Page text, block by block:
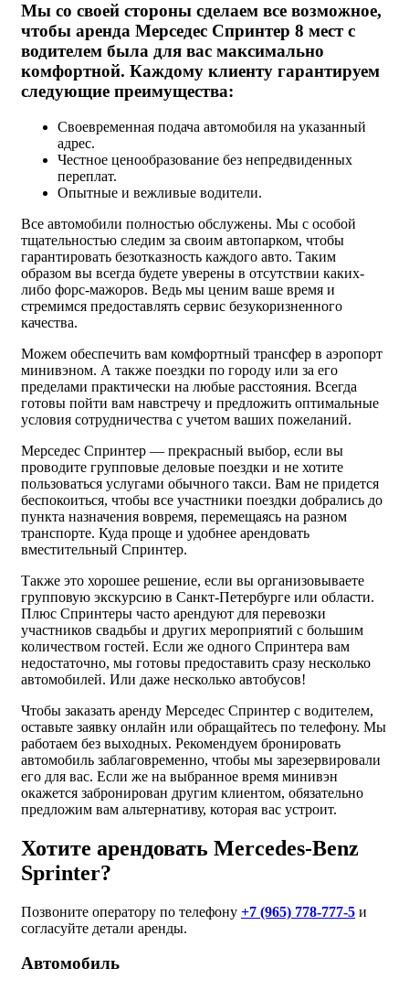
Мы со своей стороны сделаем все возможное,
чтобы аренда Мерседес Спринтер 8 мест с
водителем была для вас максимально
комфортной. Каждому клиенту гарантируем
следующие преимущества:
Своевременная подача автомобиля на указанный
адрес.
Честное ценообразование без непредвиденных
переплат.
Опытные и вежливые водители.
Все автомобили полностью обслужены. Мы с особой
тщательностью следим за своим автопарком, чтобы
гарантировать безотказность каждого авто. Таким
образом вы всегда будете уверены в отсутствии каких-
либо форс-мажоров. Ведь мы ценим ваше время и
стремимся предоставлять сервис безукоризненного
качества.
Можем обеспечить вам комфортный трансфер в аэропорт
минивэном. А также поездки по городу или за его
пределами практически на любые расстояния. Всегда
готовы пойти вам навстречу и предложить оптимальные
условия сотрудничества с учетом ваших пожеланий.
Мерседес Спринтер — прекрасный выбор, если вы
проводите групповые деловые поездки и не хотите
пользоваться услугами обычного такси. Вам не придется
беспокоиться, чтобы все участники поездки добрались до
пункта назначения вовремя, перемещаясь на разном
транспорте. Куда проще и удобнее арендовать
вместительный Спринтер.
Также это хорошее решение, если вы организовываете
групповую экскурсию в Санкт-Петербурге или области.
Плюс Спринтеры часто арендуют для перевозки
участников свадьбы и других мероприятий с большим
количеством гостей. Если же одного Спринтера вам
недостаточно, мы готовы предоставить сразу несколько
автомобилей. Или даже несколько автобусов!
Чтобы заказать аренду Мерседес Спринтер с водителем,
оставьте заявку онлайн или обращайтесь по телефону. Мы
работаем без выходных. Рекомендуем бронировать
автомобиль заблаговременно, чтобы мы зарезервировали
его для вас. Если же на выбранное время минивэн
окажется забронирован другим клиентом, обязательно
предложим вам альтернативу, которая вас устроит.
Хотите арендовать Mercedes-Benz
Sprinter?
Позвоните оператору по телефону +7 (965) 778-777-5 и
согласуйте детали аренды.
Автомобиль